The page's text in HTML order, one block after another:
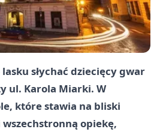
słychać dziecięcy gwar
ul. Karola Miarki. W
które stawia na bliski
opiekę,